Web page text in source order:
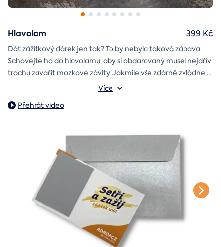
Hlavolam
Dát zážitkový dárek jen tak? To by nebyla taková zábava.
Schovejte ho do hlavolamu, aby si obdarovaný musel nejdřív
trochu zavařit mozkové závity. Jakmile vše zdárně zvládne,
objeví poukaz na zážitek i s vaším věnováním.
Vnější rozměry: 15,5 x 8,5 x 5 cm
Více
399 Kč
Přehrát video